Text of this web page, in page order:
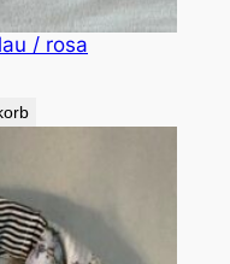
/ rosa